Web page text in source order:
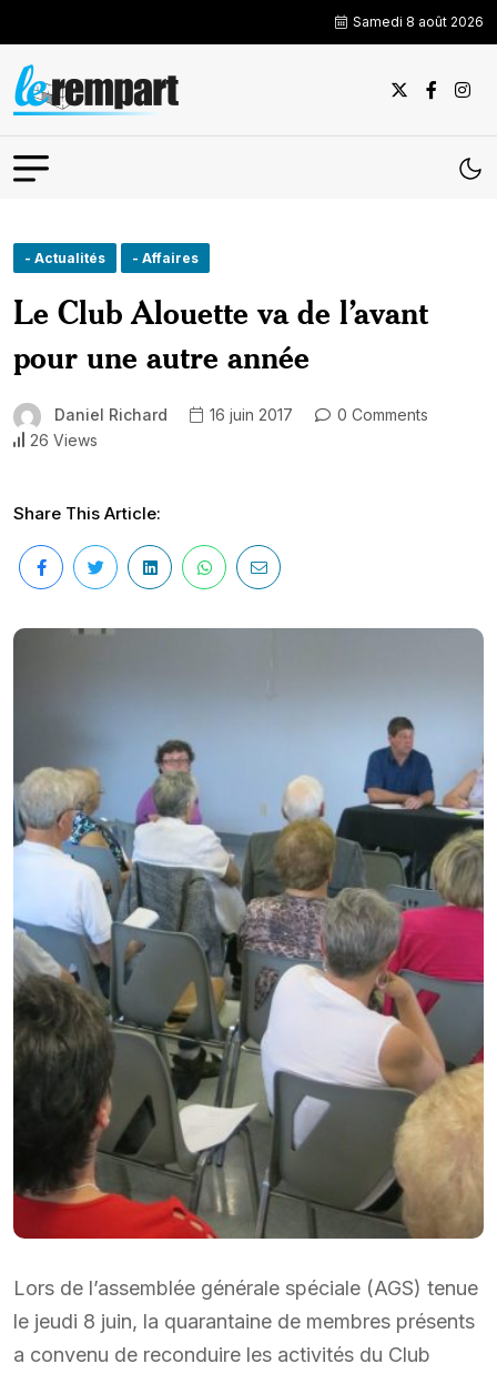
Samedi 8 août 2026
- Actualités - Affaires
Le Club Alouette va de l’avant
pour une autre année
Daniel Richard 16 juin 2017
0 Comments
26 Views
Share This Article:
Lors de l’assemblée générale spéciale (AGS) tenue
le jeudi 8 juin, la quarantaine de membres présents
a convenu de reconduire les activités du Club